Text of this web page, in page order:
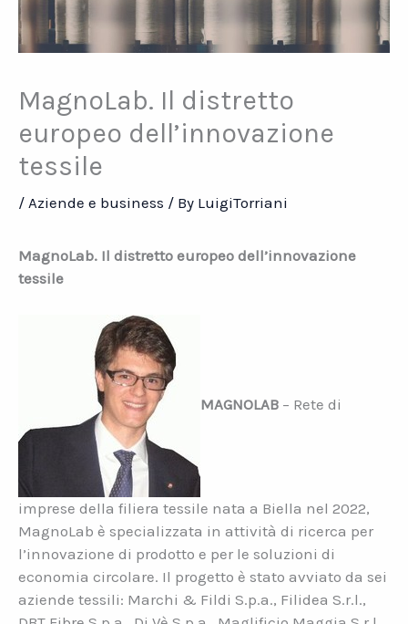
MagnoLab. Il distretto
europeo dell’innovazione
tessile
/ Aziende e business / By LuigiTorriani
MagnoLab. Il distretto europeo dell’innovazione
tessile
MAGNOLAB – Rete di
imprese della filiera tessile nata a Biella nel 2022,
MagnoLab è specializzata in attività di ricerca per
l’innovazione di prodotto e per le soluzioni di
economia circolare. Il progetto è stato avviato da sei
aziende tessili: Marchi & Fildi S.p.a., Filidea S.r.l.,